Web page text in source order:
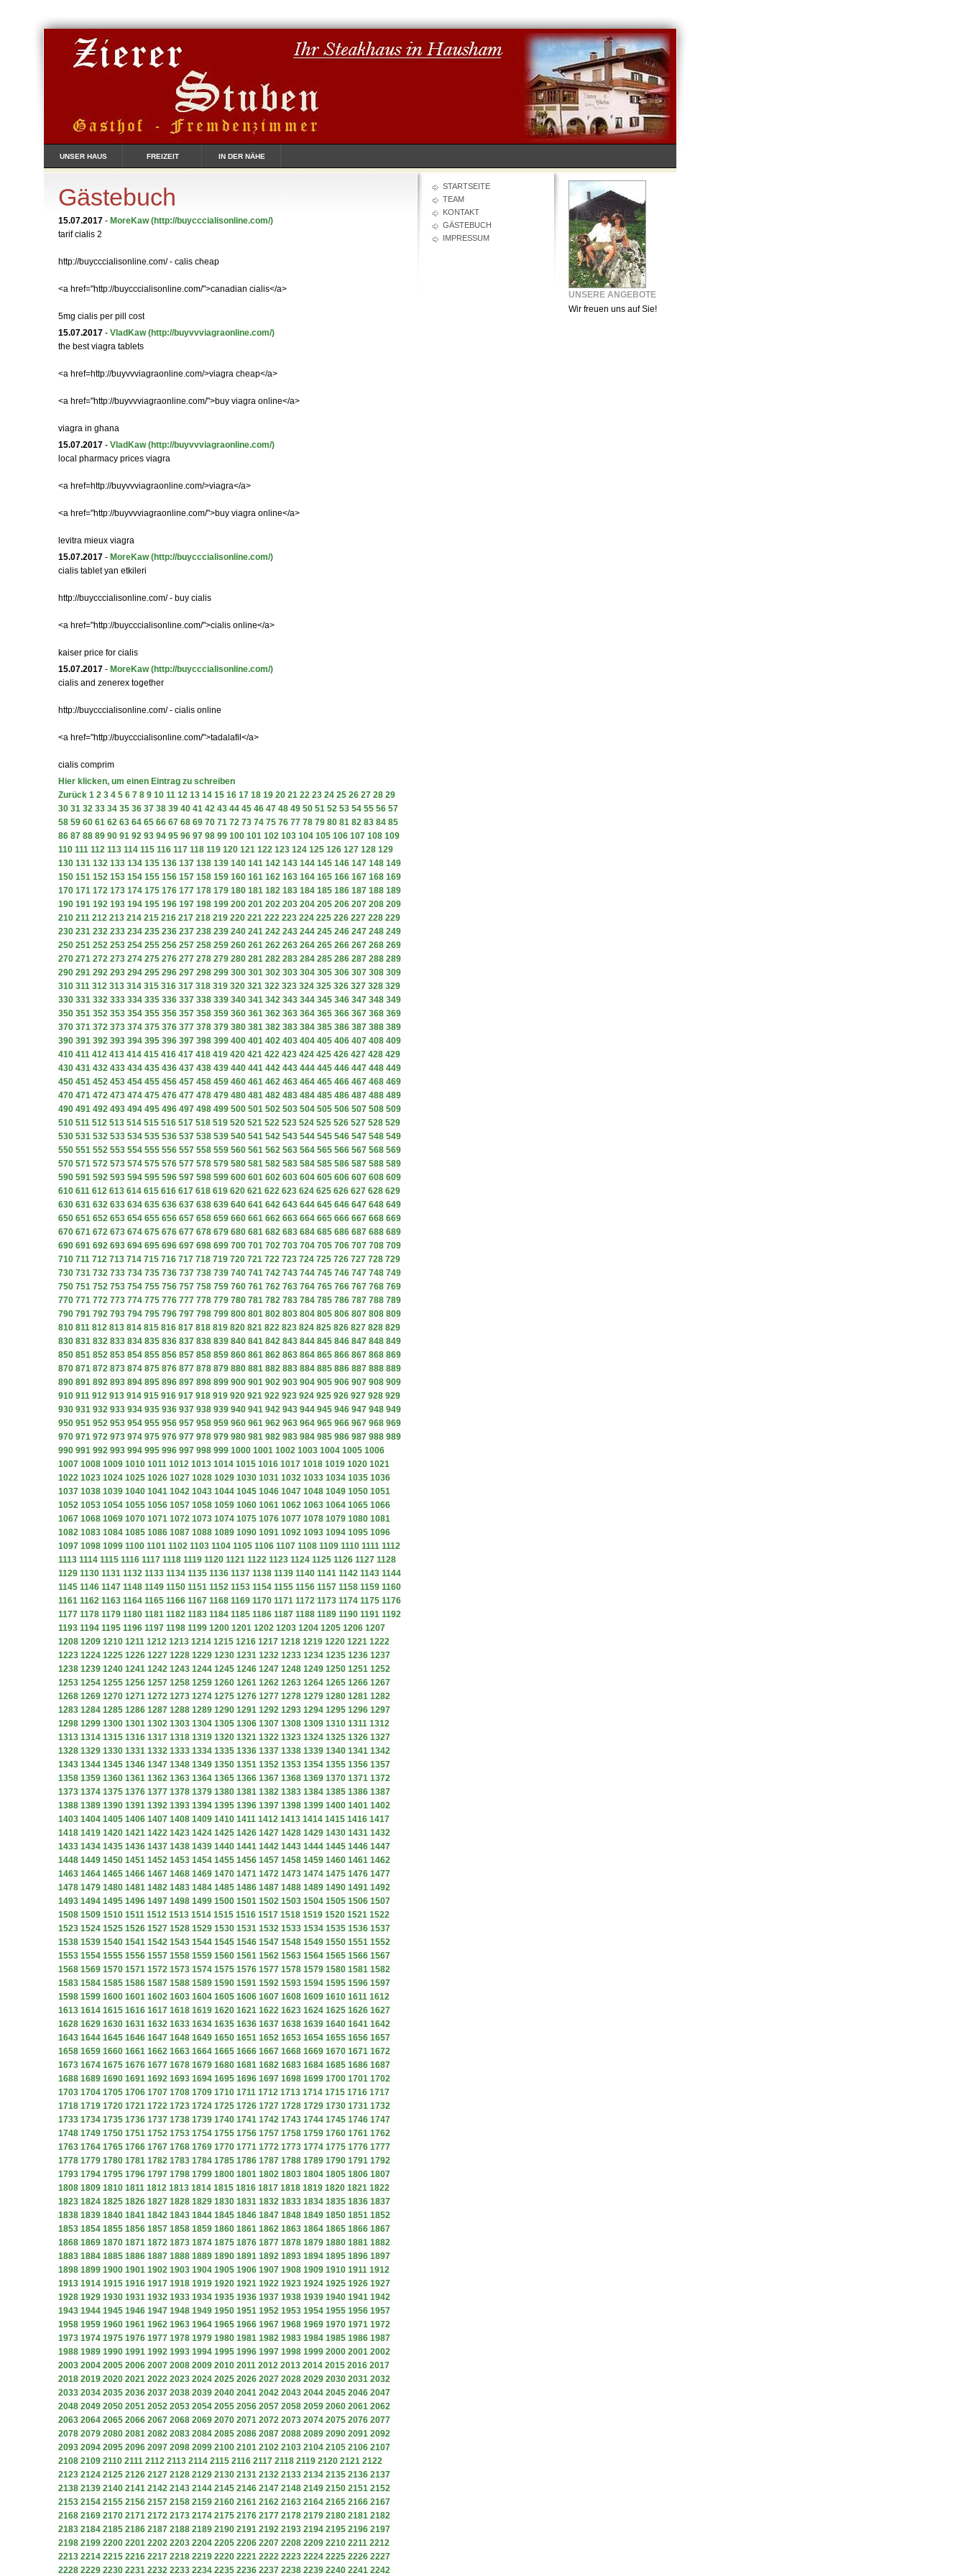
UNSER HAUS FREIZEIT IN DER NÄHE
STARTSEITE
TEAM
KONTAKT
GÄSTEBUCH
IMPRESSUM
Gästebuch
15.07.2017 - MoreKaw (http://buycccialisonline.com/)
tarif cialis 2
http://buycccialisonline.com/ - calis cheap
<a href="http://buycccialisonline.com/">canadian cialis</a>
5mg cialis per pill cost
15.07.2017 - VladKaw (http://buyvvviagraonline.com/)
the best viagra tablets
<a href=http://buyvvviagraonline.com/>viagra cheap</a>
<a href="http://buyvvviagraonline.com/">buy viagra online</a>
viagra in ghana
15.07.2017 - VladKaw (http://buyvvviagraonline.com/)
local pharmacy prices viagra
<a href=http://buyvvviagraonline.com/>viagra</a>
<a href="http://buyvvviagraonline.com/">buy viagra online</a>
levitra mieux viagra
15.07.2017 - MoreKaw (http://buycccialisonline.com/)
cialis tablet yan etkileri
http://buycccialisonline.com/ - buy cialis
<a href="http://buycccialisonline.com/">cialis online</a>
kaiser price for cialis
15.07.2017 - MoreKaw (http://buycccialisonline.com/)
cialis and zenerex together
http://buycccialisonline.com/ - cialis online
<a href="http://buycccialisonline.com/">tadalafil</a>
cialis comprim
Hier klicken, um einen Eintrag zu schreiben
Zurück 1 2 3 4 5 6 7 8 9 10 11 12 13 14 15 16 17 18 19 20 21 22 23 24 25 26 27 28 29
30 31 32 33 34 35 36 37 38 39 40 41 42 43 44 45 46 47 48 49 50 51 52 53 54 55 56 57
58 59 60 61 62 63 64 65 66 67 68 69 70 71 72 73 74 75 76 77 78 79 80 81 82 83 84 85
86 87 88 89 90 91 92 93 94 95 96 97 98 99 100 101 102 103 104 105 106 107 108 109
110 111 112 113 114 115 116 117 118 119 120 121 122 123 124 125 126 127 128 129
130 131 132 133 134 135 136 137 138 139 140 141 142 143 144 145 146 147 148 149
150 151 152 153 154 155 156 157 158 159 160 161 162 163 164 165 166 167 168 169
170 171 172 173 174 175 176 177 178 179 180 181 182 183 184 185 186 187 188 189
190 191 192 193 194 195 196 197 198 199 200 201 202 203 204 205 206 207 208 209
210 211 212 213 214 215 216 217 218 219 220 221 222 223 224 225 226 227 228 229
230 231 232 233 234 235 236 237 238 239 240 241 242 243 244 245 246 247 248 249
250 251 252 253 254 255 256 257 258 259 260 261 262 263 264 265 266 267 268 269
270 271 272 273 274 275 276 277 278 279 280 281 282 283 284 285 286 287 288 289
290 291 292 293 294 295 296 297 298 299 300 301 302 303 304 305 306 307 308 309
310 311 312 313 314 315 316 317 318 319 320 321 322 323 324 325 326 327 328 329
330 331 332 333 334 335 336 337 338 339 340 341 342 343 344 345 346 347 348 349
350 351 352 353 354 355 356 357 358 359 360 361 362 363 364 365 366 367 368 369
370 371 372 373 374 375 376 377 378 379 380 381 382 383 384 385 386 387 388 389
390 391 392 393 394 395 396 397 398 399 400 401 402 403 404 405 406 407 408 409
410 411 412 413 414 415 416 417 418 419 420 421 422 423 424 425 426 427 428 429
430 431 432 433 434 435 436 437 438 439 440 441 442 443 444 445 446 447 448 449
450 451 452 453 454 455 456 457 458 459 460 461 462 463 464 465 466 467 468 469
470 471 472 473 474 475 476 477 478 479 480 481 482 483 484 485 486 487 488 489
490 491 492 493 494 495 496 497 498 499 500 501 502 503 504 505 506 507 508 509
510 511 512 513 514 515 516 517 518 519 520 521 522 523 524 525 526 527 528 529
530 531 532 533 534 535 536 537 538 539 540 541 542 543 544 545 546 547 548 549
550 551 552 553 554 555 556 557 558 559 560 561 562 563 564 565 566 567 568 569
570 571 572 573 574 575 576 577 578 579 580 581 582 583 584 585 586 587 588 589
590 591 592 593 594 595 596 597 598 599 600 601 602 603 604 605 606 607 608 609
610 611 612 613 614 615 616 617 618 619 620 621 622 623 624 625 626 627 628 629
630 631 632 633 634 635 636 637 638 639 640 641 642 643 644 645 646 647 648 649
650 651 652 653 654 655 656 657 658 659 660 661 662 663 664 665 666 667 668 669
670 671 672 673 674 675 676 677 678 679 680 681 682 683 684 685 686 687 688 689
690 691 692 693 694 695 696 697 698 699 700 701 702 703 704 705 706 707 708 709
710 711 712 713 714 715 716 717 718 719 720 721 722 723 724 725 726 727 728 729
730 731 732 733 734 735 736 737 738 739 740 741 742 743 744 745 746 747 748 749
750 751 752 753 754 755 756 757 758 759 760 761 762 763 764 765 766 767 768 769
770 771 772 773 774 775 776 777 778 779 780 781 782 783 784 785 786 787 788 789
790 791 792 793 794 795 796 797 798 799 800 801 802 803 804 805 806 807 808 809
810 811 812 813 814 815 816 817 818 819 820 821 822 823 824 825 826 827 828 829
830 831 832 833 834 835 836 837 838 839 840 841 842 843 844 845 846 847 848 849
850 851 852 853 854 855 856 857 858 859 860 861 862 863 864 865 866 867 868 869
870 871 872 873 874 875 876 877 878 879 880 881 882 883 884 885 886 887 888 889
890 891 892 893 894 895 896 897 898 899 900 901 902 903 904 905 906 907 908 909
910 911 912 913 914 915 916 917 918 919 920 921 922 923 924 925 926 927 928 929
930 931 932 933 934 935 936 937 938 939 940 941 942 943 944 945 946 947 948 949
950 951 952 953 954 955 956 957 958 959 960 961 962 963 964 965 966 967 968 969
970 971 972 973 974 975 976 977 978 979 980 981 982 983 984 985 986 987 988 989
990 991 992 993 994 995 996 997 998 999 1000 1001 1002 1003 1004 1005 1006
1007 1008 1009 1010 1011 1012 1013 1014 1015 1016 1017 1018 1019 1020 1021
1022 1023 1024 1025 1026 1027 1028 1029 1030 1031 1032 1033 1034 1035 1036
1037 1038 1039 1040 1041 1042 1043 1044 1045 1046 1047 1048 1049 1050 1051
1052 1053 1054 1055 1056 1057 1058 1059 1060 1061 1062 1063 1064 1065 1066
1067 1068 1069 1070 1071 1072 1073 1074 1075 1076 1077 1078 1079 1080 1081
1082 1083 1084 1085 1086 1087 1088 1089 1090 1091 1092 1093 1094 1095 1096
1097 1098 1099 1100 1101 1102 1103 1104 1105 1106 1107 1108 1109 1110 1111 1112
1113 1114 1115 1116 1117 1118 1119 1120 1121 1122 1123 1124 1125 1126 1127 1128
1129 1130 1131 1132 1133 1134 1135 1136 1137 1138 1139 1140 1141 1142 1143 1144
1145 1146 1147 1148 1149 1150 1151 1152 1153 1154 1155 1156 1157 1158 1159 1160
1161 1162 1163 1164 1165 1166 1167 1168 1169 1170 1171 1172 1173 1174 1175 1176
1177 1178 1179 1180 1181 1182 1183 1184 1185 1186 1187 1188 1189 1190 1191 1192
1193 1194 1195 1196 1197 1198 1199 1200 1201 1202 1203 1204 1205 1206 1207
1208 1209 1210 1211 1212 1213 1214 1215 1216 1217 1218 1219 1220 1221 1222
1223 1224 1225 1226 1227 1228 1229 1230 1231 1232 1233 1234 1235 1236 1237
1238 1239 1240 1241 1242 1243 1244 1245 1246 1247 1248 1249 1250 1251 1252
1253 1254 1255 1256 1257 1258 1259 1260 1261 1262 1263 1264 1265 1266 1267
1268 1269 1270 1271 1272 1273 1274 1275 1276 1277 1278 1279 1280 1281 1282
1283 1284 1285 1286 1287 1288 1289 1290 1291 1292 1293 1294 1295 1296 1297
1298 1299 1300 1301 1302 1303 1304 1305 1306 1307 1308 1309 1310 1311 1312
1313 1314 1315 1316 1317 1318 1319 1320 1321 1322 1323 1324 1325 1326 1327
1328 1329 1330 1331 1332 1333 1334 1335 1336 1337 1338 1339 1340 1341 1342
1343 1344 1345 1346 1347 1348 1349 1350 1351 1352 1353 1354 1355 1356 1357
1358 1359 1360 1361 1362 1363 1364 1365 1366 1367 1368 1369 1370 1371 1372
1373 1374 1375 1376 1377 1378 1379 1380 1381 1382 1383 1384 1385 1386 1387
1388 1389 1390 1391 1392 1393 1394 1395 1396 1397 1398 1399 1400 1401 1402
1403 1404 1405 1406 1407 1408 1409 1410 1411 1412 1413 1414 1415 1416 1417
1418 1419 1420 1421 1422 1423 1424 1425 1426 1427 1428 1429 1430 1431 1432
1433 1434 1435 1436 1437 1438 1439 1440 1441 1442 1443 1444 1445 1446 1447
1448 1449 1450 1451 1452 1453 1454 1455 1456 1457 1458 1459 1460 1461 1462
1463 1464 1465 1466 1467 1468 1469 1470 1471 1472 1473 1474 1475 1476 1477
1478 1479 1480 1481 1482 1483 1484 1485 1486 1487 1488 1489 1490 1491 1492
1493 1494 1495 1496 1497 1498 1499 1500 1501 1502 1503 1504 1505 1506 1507
1508 1509 1510 1511 1512 1513 1514 1515 1516 1517 1518 1519 1520 1521 1522
1523 1524 1525 1526 1527 1528 1529 1530 1531 1532 1533 1534 1535 1536 1537
1538 1539 1540 1541 1542 1543 1544 1545 1546 1547 1548 1549 1550 1551 1552
1553 1554 1555 1556 1557 1558 1559 1560 1561 1562 1563 1564 1565 1566 1567
1568 1569 1570 1571 1572 1573 1574 1575 1576 1577 1578 1579 1580 1581 1582
1583 1584 1585 1586 1587 1588 1589 1590 1591 1592 1593 1594 1595 1596 1597
1598 1599 1600 1601 1602 1603 1604 1605 1606 1607 1608 1609 1610 1611 1612
1613 1614 1615 1616 1617 1618 1619 1620 1621 1622 1623 1624 1625 1626 1627
1628 1629 1630 1631 1632 1633 1634 1635 1636 1637 1638 1639 1640 1641 1642
1643 1644 1645 1646 1647 1648 1649 1650 1651 1652 1653 1654 1655 1656 1657
1658 1659 1660 1661 1662 1663 1664 1665 1666 1667 1668 1669 1670 1671 1672
1673 1674 1675 1676 1677 1678 1679 1680 1681 1682 1683 1684 1685 1686 1687
1688 1689 1690 1691 1692 1693 1694 1695 1696 1697 1698 1699 1700 1701 1702
1703 1704 1705 1706 1707 1708 1709 1710 1711 1712 1713 1714 1715 1716 1717
1718 1719 1720 1721 1722 1723 1724 1725 1726 1727 1728 1729 1730 1731 1732
1733 1734 1735 1736 1737 1738 1739 1740 1741 1742 1743 1744 1745 1746 1747
1748 1749 1750 1751 1752 1753 1754 1755 1756 1757 1758 1759 1760 1761 1762
1763 1764 1765 1766 1767 1768 1769 1770 1771 1772 1773 1774 1775 1776 1777
1778 1779 1780 1781 1782 1783 1784 1785 1786 1787 1788 1789 1790 1791 1792
1793 1794 1795 1796 1797 1798 1799 1800 1801 1802 1803 1804 1805 1806 1807
1808 1809 1810 1811 1812 1813 1814 1815 1816 1817 1818 1819 1820 1821 1822
1823 1824 1825 1826 1827 1828 1829 1830 1831 1832 1833 1834 1835 1836 1837
1838 1839 1840 1841 1842 1843 1844 1845 1846 1847 1848 1849 1850 1851 1852
1853 1854 1855 1856 1857 1858 1859 1860 1861 1862 1863 1864 1865 1866 1867
1868 1869 1870 1871 1872 1873 1874 1875 1876 1877 1878 1879 1880 1881 1882
1883 1884 1885 1886 1887 1888 1889 1890 1891 1892 1893 1894 1895 1896 1897
1898 1899 1900 1901 1902 1903 1904 1905 1906 1907 1908 1909 1910 1911 1912
1913 1914 1915 1916 1917 1918 1919 1920 1921 1922 1923 1924 1925 1926 1927
1928 1929 1930 1931 1932 1933 1934 1935 1936 1937 1938 1939 1940 1941 1942
1943 1944 1945 1946 1947 1948 1949 1950 1951 1952 1953 1954 1955 1956 1957
1958 1959 1960 1961 1962 1963 1964 1965 1966 1967 1968 1969 1970 1971 1972
1973 1974 1975 1976 1977 1978 1979 1980 1981 1982 1983 1984 1985 1986 1987
1988 1989 1990 1991 1992 1993 1994 1995 1996 1997 1998 1999 2000 2001 2002
2003 2004 2005 2006 2007 2008 2009 2010 2011 2012 2013 2014 2015 2016 2017
2018 2019 2020 2021 2022 2023 2024 2025 2026 2027 2028 2029 2030 2031 2032
2033 2034 2035 2036 2037 2038 2039 2040 2041 2042 2043 2044 2045 2046 2047
2048 2049 2050 2051 2052 2053 2054 2055 2056 2057 2058 2059 2060 2061 2062
2063 2064 2065 2066 2067 2068 2069 2070 2071 2072 2073 2074 2075 2076 2077
2078 2079 2080 2081 2082 2083 2084 2085 2086 2087 2088 2089 2090 2091 2092
2093 2094 2095 2096 2097 2098 2099 2100 2101 2102 2103 2104 2105 2106 2107
2108 2109 2110 2111 2112 2113 2114 2115 2116 2117 2118 2119 2120 2121 2122
2123 2124 2125 2126 2127 2128 2129 2130 2131 2132 2133 2134 2135 2136 2137
2138 2139 2140 2141 2142 2143 2144 2145 2146 2147 2148 2149 2150 2151 2152
2153 2154 2155 2156 2157 2158 2159 2160 2161 2162 2163 2164 2165 2166 2167
2168 2169 2170 2171 2172 2173 2174 2175 2176 2177 2178 2179 2180 2181 2182
2183 2184 2185 2186 2187 2188 2189 2190 2191 2192 2193 2194 2195 2196 2197
2198 2199 2200 2201 2202 2203 2204 2205 2206 2207 2208 2209 2210 2211 2212
2213 2214 2215 2216 2217 2218 2219 2220 2221 2222 2223 2224 2225 2226 2227
2228 2229 2230 2231 2232 2233 2234 2235 2236 2237 2238 2239 2240 2241 2242
UNSERE ANGEBOTE
Wir freuen uns auf Sie!